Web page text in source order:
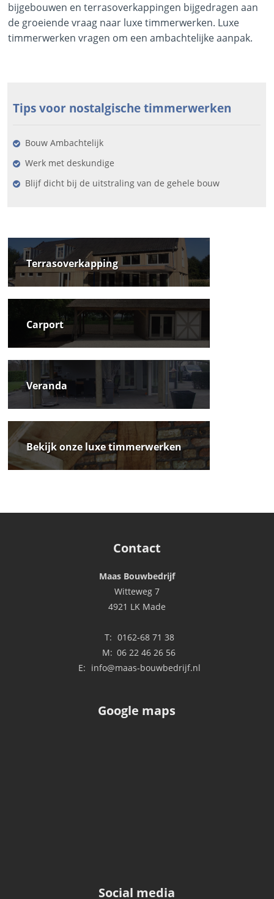
bijgebouwen en terrasoverkappingen bijgedragen aan
de groeiende vraag naar luxe timmerwerken. Luxe
timmerwerken vragen om een ambachtelijke aanpak.
Tips voor nostalgische timmerwerken
Bouw Ambachtelijk
Werk met deskundige
Blijf dicht bij de uitstraling van de gehele bouw
Terrasoverkapping
Carport
Veranda
Bekijk onze luxe timmerwerken
Contact
Maas Bouwbedrijf
Witteweg 7
4921 LK Made
T: 0162-68 71 38
M: 06 22 46 26 56
E: info@maas-bouwbedrijf.nl
Google maps
Social media